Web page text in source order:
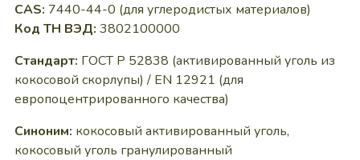
CAS: 7440-44-0 (для углеродистых материалов)
Код ТН ВЭД: 3802100000
Стандарт: ГОСТ Р 52838 (активированный уголь из
кокосовой скорлупы) / EN 12921 (для
европоцентрированного качества)
Синоним: кокосовый активированный уголь,
кокосовый уголь гранулированный